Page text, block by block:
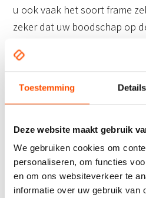
Toestemming Details
Deze website maakt gebruik
We gebruiken cookies om
personaliseren, om functies
en om ons websiteverkeer te
informatie over uw gebruik van
u ook vaak het soort frame
zeker dat uw boodschap op
Ga ook voor
gevelreclame
aanpakken? Dan zijn
u! Door middel van een
stevigspandoekframezorgt u